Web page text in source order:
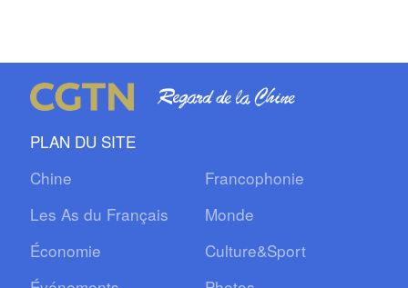
PLAN DU SITE
Chine
Francophonie
Les As du Français
Monde
Économie
Culture&Sport